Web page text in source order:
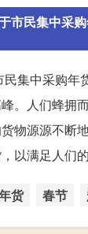
市民集中采
集中采购年
。人们蜂拥
物源源不断
以满足人们的
货 春节